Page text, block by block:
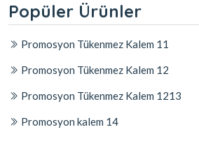
Popüler Ürünler
Promosyon Tükenmez Kalem 11
Promosyon Tükenmez Kalem 12
Promosyon Tükenmez Kalem 1213
Promosyon kalem 14